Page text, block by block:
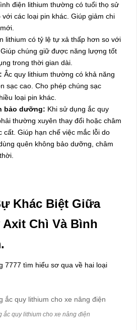
điện lithium thường có tuổi thọ sử
các loại pin khác. Giúp giảm chi
lithium có tỷ lệ tự xả thấp hơn so với
chúng giữ được năng lượng tốt
trong thời gian dài.
Ắc quy lithium thường có khả năng
sạc cao. Cho phép chúng sạc
loại pin khác.
bảo dưỡng: Khi sử dụng ắc quy
thường xuyên thay đổi hoặc châm
cất. Giúp hạn chế việc mắc lỗi do
quên không bảo dưỡng, châm
Khác Biệt Giữa
Chì Và Bình
7777 tìm hiểu sơ qua về hai loại
ắc quy lithium cho xe nâng điện